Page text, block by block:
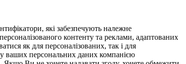
які забезпечують належне
контенту та реклами, адаптованих
як для персоналізованих, так і для
ваших персональних даних компанією